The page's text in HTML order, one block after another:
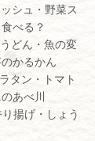
シュ・野菜ス
べる？
どん・魚の変
かるかん
タン・トマト
あべ川
揚げ・しょう